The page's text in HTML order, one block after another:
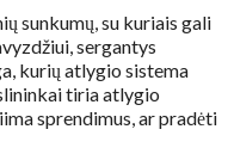
sunkumų, su kuriais gali
sergantys
kurių atlygio sistema
tiria atlygio
sprendimus, ar pradėti